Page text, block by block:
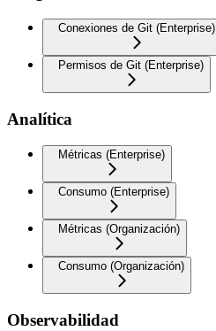
Conexiones de Git (Enterprise)
Permisos de Git (Enterprise)
Analítica
Métricas (Enterprise)
Consumo (Enterprise)
Métricas (Organización)
Consumo (Organización)
Observabilidad